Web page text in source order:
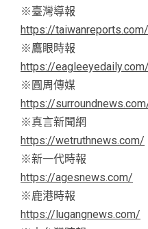
※臺灣導報
https://taiwanreports.com/
※鷹眼時報
https://eagleeyedaily.com/
※圓周傳媒
https://
※真言新聞網
https://wetruthnews.com/
※新一代時報
https://agesnews.com/
※鹿港時報
https://lugangnews.com/